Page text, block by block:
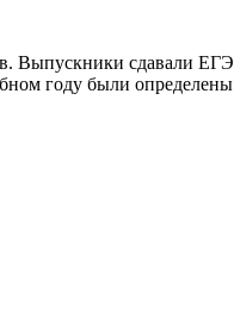
Выпускники сдавали ЕГЭ
году были